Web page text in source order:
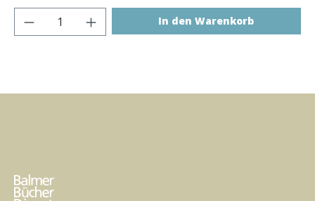
Produkt Anzahl: Gib den gewünschten
In den Warenkorb